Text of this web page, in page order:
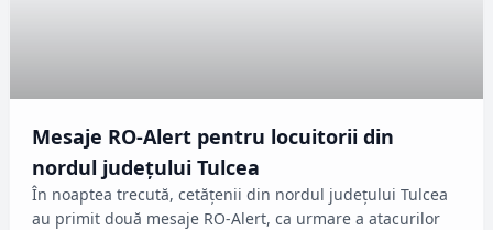
Mesaje RO-Alert pentru locuitorii din
nordul județului Tulcea
În noaptea trecută, cetățenii din nordul județului Tulcea
au primit două mesaje RO-Alert, ca urmare a atacurilor